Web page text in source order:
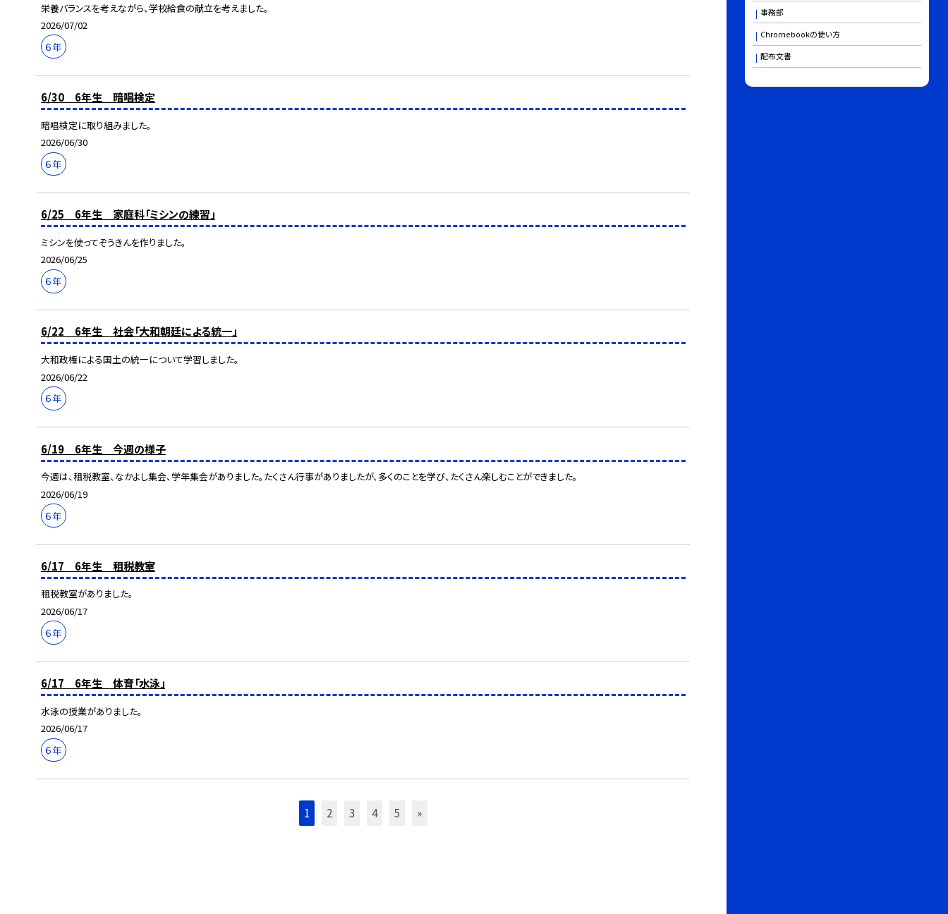
栄養バランスを考えながら、学校給食の献立を考えました。
2026/07/02
６年
6/30 6年生 暗唱検定
暗唱検定に取り組みました。
2026/06/30
６年
6/25 6年生 家庭科「ミシンの練習」
ミシンを使ってぞうきんを作りました。
2026/06/25
６年
6/22 6年生 社会「大和朝廷による統一」
大和政権による国土の統一について学習しました。
2026/06/22
６年
6/19 6年生 今週の様子
今週は、租税教室、なかよし集会、学年集会がありました。たくさん行事がありましたが、多くのことを学び、たくさん楽しむことができました。
2026/06/19
６年
6/17 6年生 租税教室
租税教室がありました。
2026/06/17
６年
6/17 6年生 体育「水泳」
水泳の授業がありました。
2026/06/17
６年
1 2 3 4 5 »
事務部
Chromebookの使い方
配布文書